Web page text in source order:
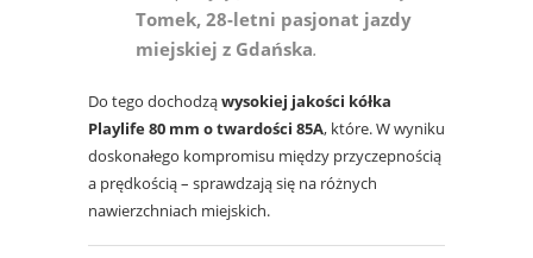
Tomek, 28-letni pasjonat jazdy
miejskiej z Gdańska.
Do tego dochodząwysokiej jakości kółka
Playlife 80 mm o twardości 85A, które. W wyniku
doskonałego kompromisu między przyczepnością
a prędkością – sprawdzają się na różnych
nawierzchniach miejskich.